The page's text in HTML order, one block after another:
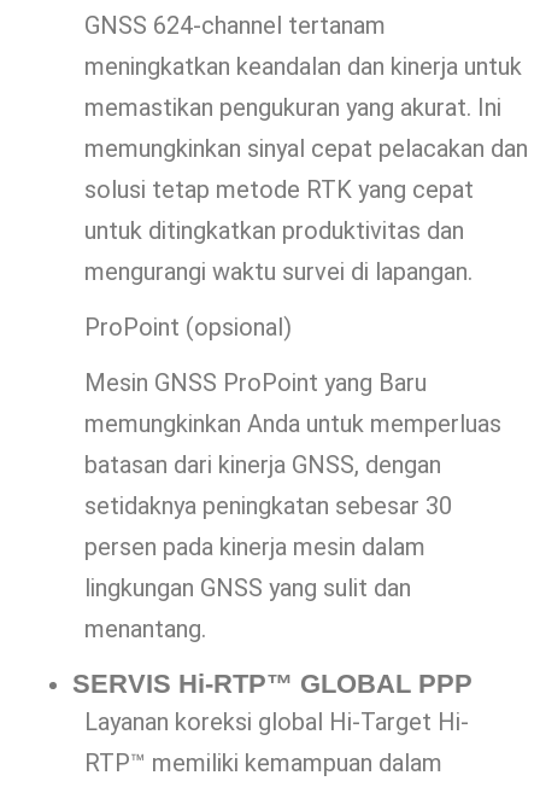
GNSS 624-channel tertanam
meningkatkan keandalan dan kinerja untuk
memastikan pengukuran yang akurat. Ini
memungkinkan sinyal cepat pelacakan dan
solusi tetap metode RTK yang cepat
untuk ditingkatkan produktivitas dan
mengurangi waktu survei di lapangan.
ProPoint (opsional)
Mesin GNSS ProPoint yang Baru
memungkinkan Anda untuk memperluas
batasan dari kinerja GNSS, dengan
setidaknya peningkatan sebesar 30
persen pada kinerja mesin dalam
lingkungan GNSS yang sulit dan
menantang.
SERVIS Hi-RTP™ GLOBAL PPP
Layanan koreksi global Hi-Target Hi-
RTP™ memiliki kemampuan dalam